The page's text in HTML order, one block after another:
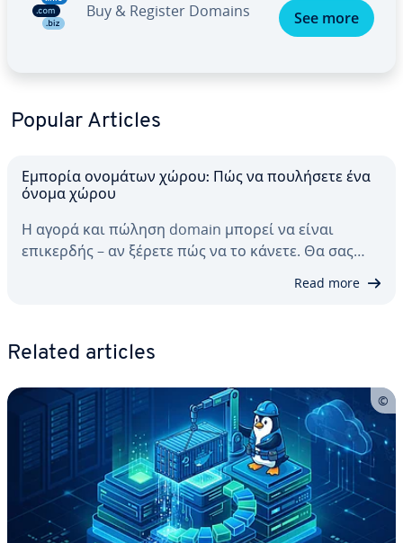
Buy & Register Domains See more
Popular Articles
Εμπορία ονομάτων χώρου: Πώς να πουλήσετε ένα
όνομα χώρου
Η αγορά και πώληση domain μπορεί να είναι
επικερδής – αν ξέρετε πώς να το κάνετε. Θα σας…
Read more
Related articles